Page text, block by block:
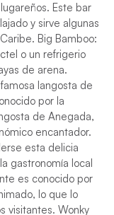
Este bar
y sirve algunas
Big Bamboo:
o un refrigerio
de arena.
langosta de
por la
de Anegada,
encantador.
esta delicia
gastronomía local
es conocido por
lo que lo
visitantes. Wonky